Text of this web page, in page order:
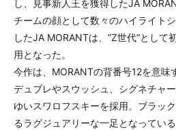
し、見事新人王を獲得したJA
チームの顔として数々のハイライト
したJA MORANTは、”Z世代”として
用となった。
今作は、MORANTの背番号12を意味
デュブレやスウッシュ、シグネチャ
ゆいスワロフスキーを採用。ブラッ
るラグジュアリーな一足となっている